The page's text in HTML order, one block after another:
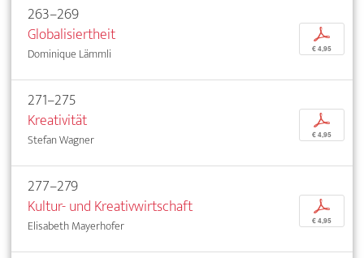
263–269
Globalisiertheit
Dominique Lämmli
p
€ 4,95
271–275
Kreativität
Stefan Wagner
p
€ 4,95
277–279
Kultur- und Kreativwirtschaft
Elisabeth Mayerhofer
p
€ 4,95